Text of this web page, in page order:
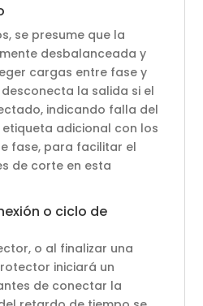
se presume que la
desbalanceada y
cargas entre fase y
la salida si el
indicando falla del
adicional con los
fase, para facilitar el
de corte en esta
o ciclo de
o al finalizar una
iniciará un
de conectar la